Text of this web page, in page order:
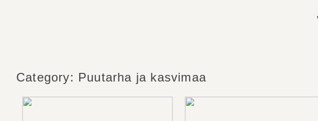
Category: Puutarha ja kasvimaa